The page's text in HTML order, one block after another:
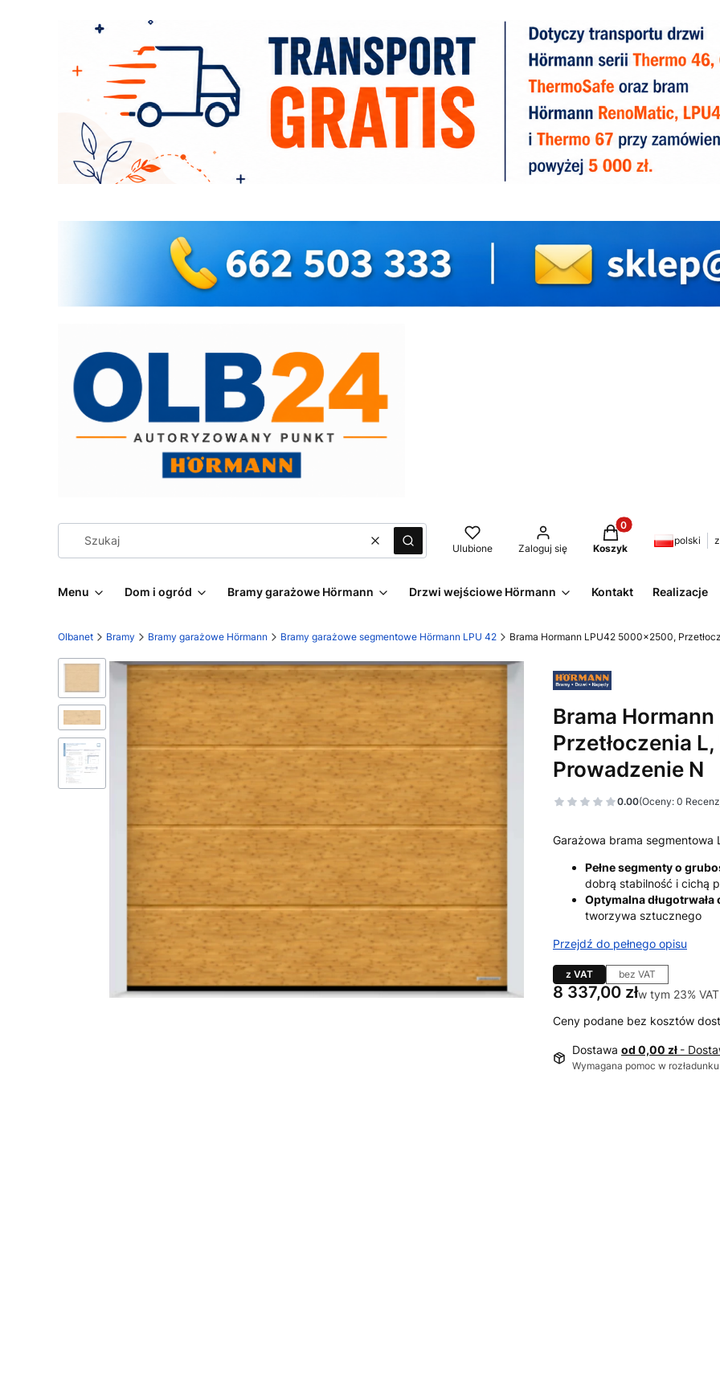
WyczyśćSzukaj Ulubione Zaloguj się
Produkty w
Koszyk
polski
Menu Dom i ogród Bramy garażowe Hörmann Drzwi wejściowe Hörmann Kontakt Realizacje
Olbanet Bramy Bramy garażowe Hörmann Bramy garażowe segmentowe Hörmann LPU 42 Brama Hormann LPU42 5000x2500,
Brama
Przetłoczenia
Prowadzenie N
0.00(Oceny: 0
Garażowa brama segmentowa
Pełne segmenty o
dobrą stabilność i cichą
Optymalna długotrwała
tworzywa sztucznego
Przejdź do pełnego opisu
z VAT bez VAT
Cena
8 337,00 złw tym 23% VAT
w tym 23% VAT
Ceny podane bez kosztów
Dostawa od 0,00 zł -
Wymagana pomoc w